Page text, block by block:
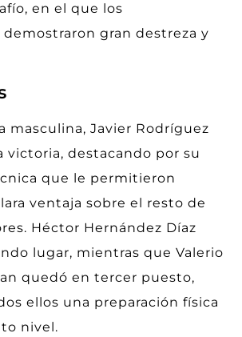
en el que los
gran destreza y
masculina, Javier Rodríguez
victoria, destacando por su
que le permitieron
ventaja sobre el resto de
Héctor Hernández Díaz
lugar, mientras que Valerio
quedó en tercer puesto,
ellos una preparación física
nivel.